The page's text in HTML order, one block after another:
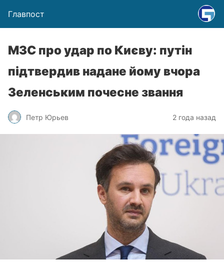
Главпост
МЗС про удар по Києву: путін
підтвердив надане йому вчора
Зеленським почесне звання
Петр Юрьев 2 года назад